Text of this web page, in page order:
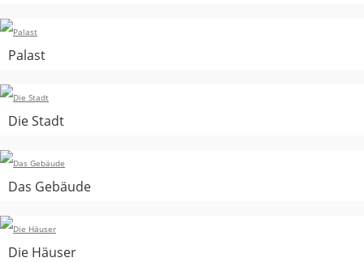
Palast
Die Stadt
Das Gebäude
Die Häuser